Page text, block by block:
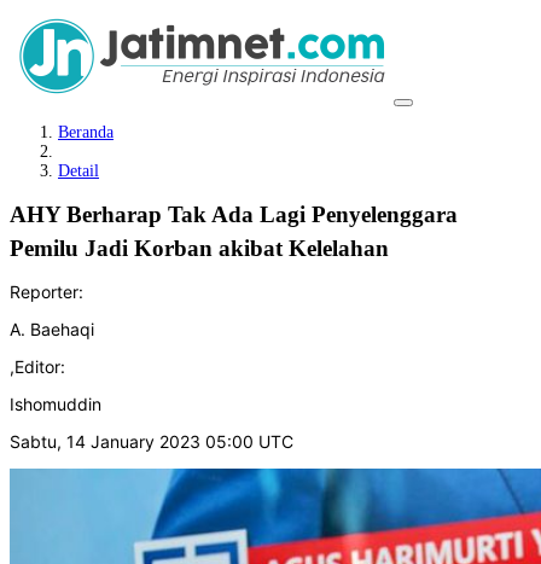
Beranda
Detail
AHY Berharap Tak Ada Lagi Penyelenggara
Pemilu Jadi Korban akibat Kelelahan
Reporter:
A. Baehaqi
,Editor:
Ishomuddin
Sabtu, 14 January 2023 05:00 UTC